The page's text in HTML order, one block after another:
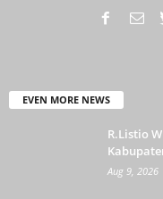
EVEN MORE NEWS
R.Listio
Aug 9, 2026